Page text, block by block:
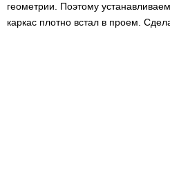
геометрии. Поэтому
каркас плотно встал в проем.